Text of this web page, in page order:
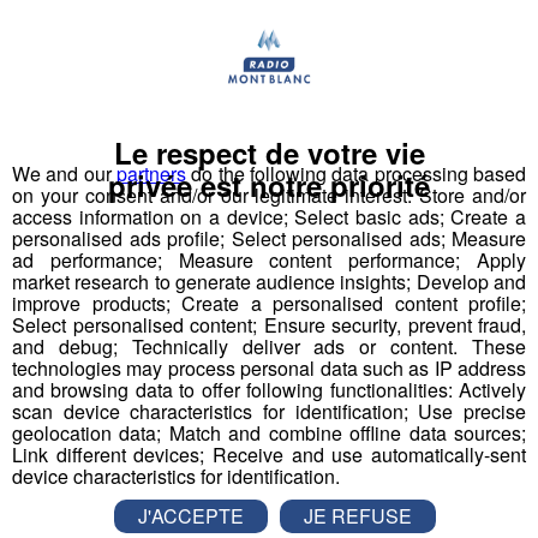
Les jeunes des établissements scolaires doivent
fourni par l'association organisatrice la compétition
"Robotique First France". Dans le cadre de TOP FAB, le
Groupe Mont Blanc Médias fait appel à4
établissements scolaires volontairesparticipant au
challenge en les associant à4 entreprises
industriellesd’envergure sur le territoire pour former
des binômes.
Pour mener à bien leur projet et tenter de
remporter la compétition nationale à Lyon le 22 mars,
ils pourront compter surle coaching de
l’association,et reconnue par la French Fab ; mais
égalementl’accompagnement de leurs entreprises
présentes en école et en accueillant les
classes pour visites, conseils et fabrication de pièces
We and ourpartnersdo the following data processing based
on your consent and/or our legitimate interest: Store and/or
access information on a device; Select basic ads; Create a
personalised ads profile; Select personalised ads; Measure
ad performance; Measure content performance; Apply
market research to generate audience insights; Develop and
improve products; Create a personalised content profile;
Select personalised content; Ensure security, prevent fraud,
and debug; Technically deliver ads or content. These
technologies may process personal data such as IP address
and browsing data to offer following functionalities: Actively
scan device characteristics for identification; Use precise
geolocation data; Match and combine offline data sources;
Link different devices; Receive and use automatically-sent
device characteristics for identification.
Le respect de votre vie
privée est notre priorité
J'ACCEPTE
JE REFUSE